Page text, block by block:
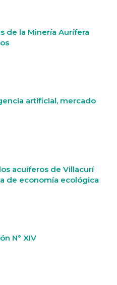
de la Minería Aurífera
artificial, mercado
acuíferos de Villacurí
de economía ecológica
N° XIV